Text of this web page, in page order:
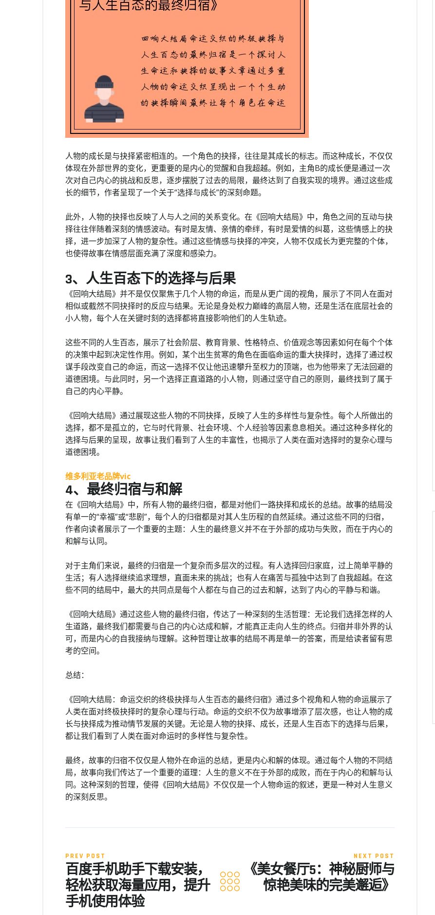
人物的成长是与抉择紧密相连的。一个角色的抉择，往往是其成长的标志。而这种成长，不仅仅
体现在外部世界的变化，更重要的是内心的觉醒和自我超越。例如，主角B的成长便是通过一次
次对自己内心的挑战和反思，逐步摆脱了过去的局限，最终达到了自我实现的境界。通过这些成
长的细节，作者呈现了一个关于“选择与成长”的深刻命题。
此外，人物的抉择也反映了人与人之间的关系变化。在《回响大结局》中，角色之间的互动与抉
择往往伴随着深刻的情感波动。有时是友情、亲情的牵绊，有时是爱情的纠葛，这些情感上的抉
择，进一步加深了人物的复杂性。通过这些情感与抉择的冲突，人物不仅成长为更完整的个体，
也使得故事在情感层面充满了深度和感染力。
3、人生百态下的选择与后果
《回响大结局》并不是仅仅聚焦于几个人物的命运，而是从更广阔的视角，展示了不同人在面对
相似或截然不同抉择时的反应与结果。无论是身处权力巅峰的高层人物，还是生活在底层社会的
小人物，每个人在关键时刻的选择都将直接影响他们的人生轨迹。
这些不同的人生百态，展示了社会阶层、教育背景、性格特点、价值观念等因素如何在每个个体
的决策中起到决定性作用。例如，某个出生贫寒的角色在面临命运的重大抉择时，选择了通过权
谋手段改变自己的命运，而这一选择不仅让他迅速攀升至权力的顶端，也为他带来了无法回避的
道德困境。与此同时，另一个选择正直道路的小人物，则通过坚守自己的原则，最终找到了属于
自己的内心平静。
《回响大结局》通过展现这些人物的不同抉择，反映了人生的多样性与复杂性。每个人所做出的
选择，都不是孤立的，它与时代背景、社会环境、个人经验等因素息息相关。通过这种多样化的
选择与后果的呈现，故事让我们看到了人生的丰富性，也揭示了人类在面对选择时的复杂心理与
道德困境。
维多利亚老品牌vic
4、最终归宿与和解
在《回响大结局》中，所有人物的最终归宿，都是对他们一路抉择和成长的总结。故事的结局没
有单一的“幸福”或“悲剧”，每个人的归宿都是对其人生历程的自然延续。通过这些不同的归宿，
作者向读者展示了一个重要的主题：人生的最终意义并不在于外部的成功与失败，而在于内心的
和解与认同。
对于主角们来说，最终的归宿是一个复杂而多层次的过程。有人选择回归家庭，过上简单平静的
生活；有人选择继续追求理想，直面未来的挑战；也有人在痛苦与孤独中达到了自我超越。在这
些不同的结局中，最大的共同点是每个人都在与自己的过去和解，达到了内心的平静与和谐。
《回响大结局》通过这些人物的最终归宿，传达了一种深刻的生活哲理：无论我们选择怎样的人
生道路，最终我们都需要与自己的内心达成和解，才能真正走向人生的终点。归宿并非外界的认
可，而是内心的自我接纳与理解。这种哲理让故事的结局不再是单一的答案，而是给读者留有思
考的空间。
总结：
《回响大结局：命运交织的终极抉择与人生百态的最终归宿》通过多个视角和人物的命运展示了
人类在面对终极抉择时的复杂心理与行动。命运的交织不仅为故事增添了层次感，也让人物的成
长与抉择成为推动情节发展的关键。无论是人物的抉择、成长，还是人生百态下的选择与后果，
都让我们看到了人类在面对命运时的多样性与复杂性。
最终，故事的归宿不仅仅是人物外在命运的总结，更是内心和解的体现。通过每个人物的不同结
局，故事向我们传达了一个重要的道理：人生的意义不在于外部的成败，而在于内心的和解与认
同。这种深刻的哲理，使得《回响大结局》不仅仅是一个人物命运的叙述，更是一种对人生意义
的深刻反思。
PREV POST
百度手机助手下载安装，
轻松获取海量应用，提升
手机使用体验
NEXT POST
《美女餐厅5：神秘厨师与
惊艳美味的完美邂逅》